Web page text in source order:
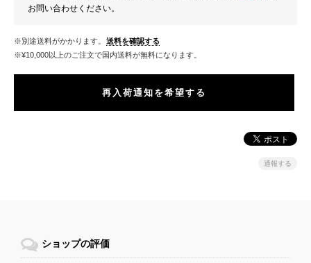
お問い合わせください。
※別途送料がかかります。 送料を確認する
※¥10,000以上のご注文で国内送料が無料になります。
再入荷通知を希望する
通報する
ショップの評価